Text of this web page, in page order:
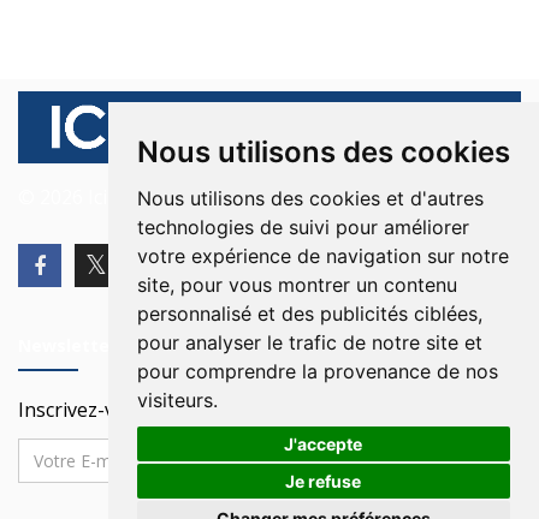
Nous utilisons des cookies
Nous utilisons des cookies et d'autres
technologies de suivi pour améliorer
votre expérience de navigation sur notre
site, pour vous montrer un contenu
personnalisé et des publicités ciblées,
pour analyser le trafic de notre site et
pour comprendre la provenance de nos
visiteurs.
J'accepte
Je refuse
© 2026 Ici Beyrouth. Tous les droits sont réservés.
Inscrivez-vous à notre Newsletter